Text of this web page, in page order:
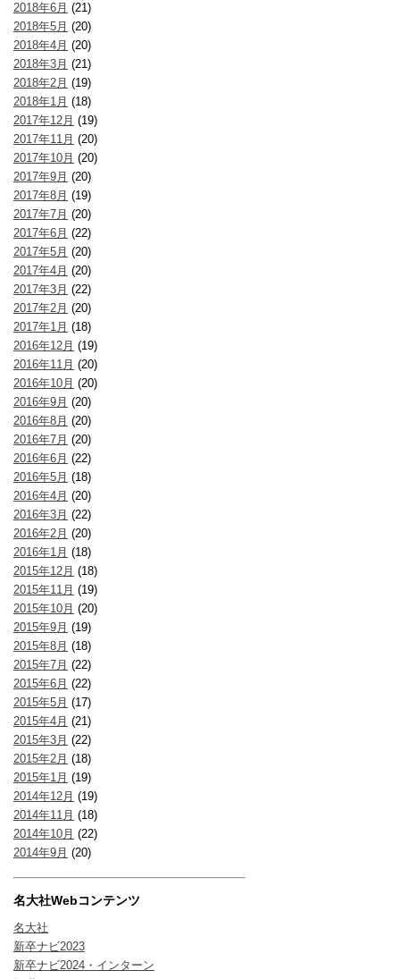
2018年6月 (21)
2018年5月 (20)
2018年4月 (20)
2018年3月 (21)
2018年2月 (19)
2018年1月 (18)
2017年12月 (19)
2017年11月 (20)
2017年10月 (20)
2017年9月 (20)
2017年8月 (19)
2017年7月 (20)
2017年6月 (22)
2017年5月 (20)
2017年4月 (20)
2017年3月 (22)
2017年2月 (20)
2017年1月 (18)
2016年12月 (19)
2016年11月 (20)
2016年10月 (20)
2016年9月 (20)
2016年8月 (20)
2016年7月 (20)
2016年6月 (22)
2016年5月 (18)
2016年4月 (20)
2016年3月 (22)
2016年2月 (20)
2016年1月 (18)
2015年12月 (18)
2015年11月 (19)
2015年10月 (20)
2015年9月 (19)
2015年8月 (18)
2015年7月 (22)
2015年6月 (22)
2015年5月 (17)
2015年4月 (21)
2015年3月 (22)
2015年2月 (18)
2015年1月 (19)
2014年12月 (19)
2014年11月 (18)
2014年10月 (22)
2014年9月 (20)
名大社Webコンテンツ
名大社
新卒ナビ2023
新卒ナビ2024・インターン